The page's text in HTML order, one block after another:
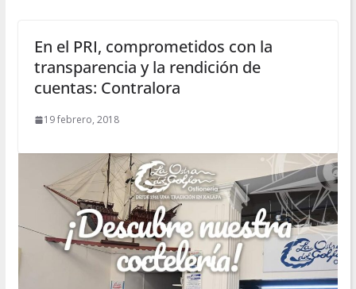
En el PRI, comprometidos con la
transparencia y la rendición de
cuentas: Contralora
19 febrero, 2018